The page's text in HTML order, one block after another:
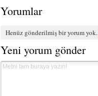
Yorumlar
Henüz gönderilmiş bir yorum yok.
Yeni yorum gönder